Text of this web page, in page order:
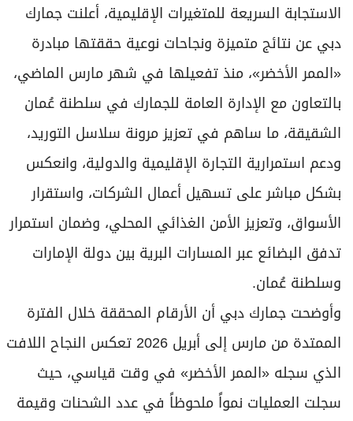
الاستجابة السريعة للمتغيرات الإقليمية، أعلنت جمارك
دبي عن نتائج متميزة ونجاحات نوعية حققتها مبادرة
«الممر الأخضر»، منذ تفعيلها في شهر مارس الماضي،
بالتعاون مع الإدارة العامة للجمارك في سلطنة عُمان
الشقيقة، ما ساهم في تعزيز مرونة سلاسل التوريد،
ودعم استمرارية التجارة الإقليمية والدولية، وانعكس
بشكل مباشر على تسهيل أعمال الشركات، واستقرار
الأسواق، وتعزيز الأمن الغذائي المحلي، وضمان استمرار
تدفق البضائع عبر المسارات البرية بين دولة الإمارات
وسلطنة عُمان.
وأوضحت جمارك دبي أن الأرقام المحققة خلال الفترة
الممتدة من مارس إلى أبريل 2026 تعكس النجاح اللافت
الذي سجله «الممر الأخضر» في وقت قياسي، حيث
سجلت العمليات نمواً ملحوظاً في عدد الشحنات وقيمة